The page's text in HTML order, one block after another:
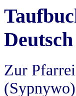
Zur